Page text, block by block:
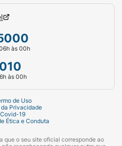
às 00h
às 00h
de Uso
da Privacidade
Covid-19
Ética e Conduta
que o seu site oficial corresponde ao